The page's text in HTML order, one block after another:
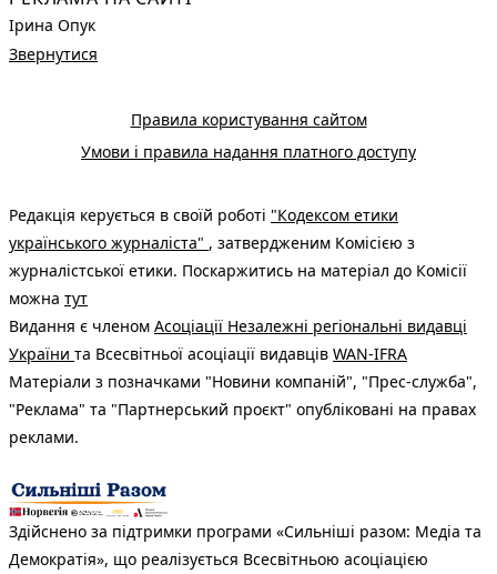
Ірина Опук
Звернутися
Правила користування сайтом
Умови і правила надання платного доступу
Редакція керується в своїй роботі "Кодексом етики
українського журналіста" , затвердженим Комісією з
журналістської етики. Поскаржитись на матеріал до Комісії
можна тут
Видання є членом Асоціації Незалежні регіональні видавці
України та Всесвітньої асоціації видавців WAN-IFRA
Матеріали з позначками "Новини компаній", "Прес-служба",
"Реклама" та "Партнерський проєкт" опубліковані на правах
реклами.
Здійснено за підтримки програми «Сильніші разом: Медіа та
Демократія», що реалізується Всесвітньою асоціацією